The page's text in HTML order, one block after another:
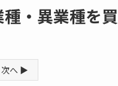
・異業種を買
次へ ▶